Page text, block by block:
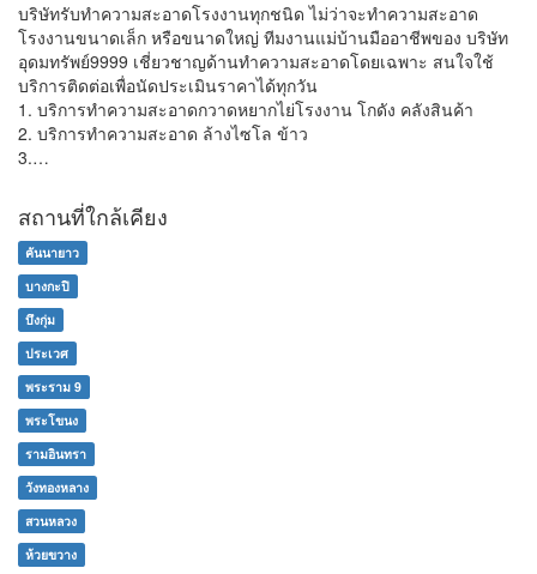
บริษัทรับทำความสะอาดโรงงานทุกชนิด ไม่ว่าจะทำความสะอาด
โรงงานขนาดเล็ก หรือขนาดใหญ่ ทีมงานแม่บ้านมืออาชีพของ บริษัท
อุดมทรัพย์9999 เชี่ยวชาญด้านทำความสะอาดโดยเฉพาะ สนใจใช้
บริการติดต่อเพื่อนัดประเมินราคาได้ทุกวัน
1. บริการทำความสะอาดกวาดหยากไย่โรงงาน โกดัง คลังสินค้า
2. บริการทำความสะอาด ล้างไซโล ข้าว
3.…
สถานที่ใกล้เคียง
คันนายาว
บางกะปิ
บึงกุ่ม
ประเวศ
พระราม 9
พระโขนง
รามอินทรา
วังทองหลาง
สวนหลวง
ห้วยขวาง